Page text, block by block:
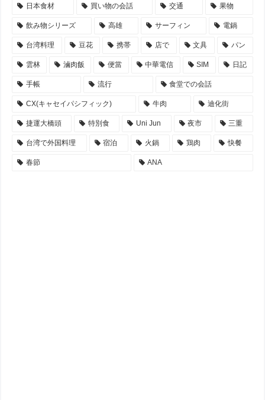
日本食材 買い物の会話 交通 果物
飲み物シリーズ 高雄 サーフィン 電鍋
台湾料理 豆花 携帯 店で 文具 パン
雲林 滷肉飯 便當 中華電信 SIM 日記
手帳 流行 食堂での会話
CX(キャセイパシフィック) 牛肉 迪化街
捷運大橋頭 特別食 Uni Jun 夜市 三重
台湾で外国料理 宿泊 火鍋 鶏肉 快餐
春節 ANA